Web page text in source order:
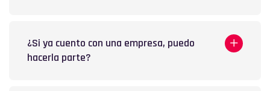
¿Si ya cuento con una empresa, puedo
hacerla parte?